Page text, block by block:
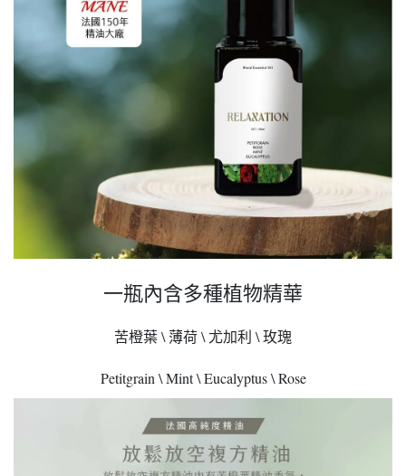
一瓶內含多種植物精華
苦橙葉 \ 薄荷 \ 尤加利 \ 玫瑰
Petitgrain \ Mint \ Eucalyptus \ Rose